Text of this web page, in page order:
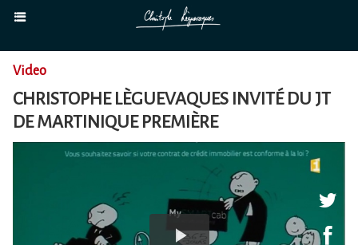
Video
CHRISTOPHE LÈGUEVAQUES INVITÉ DU JT
DE MARTINIQUE PREMIÈRE